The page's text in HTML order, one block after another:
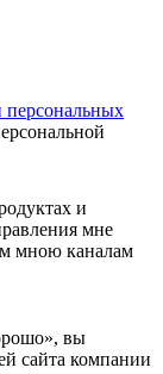
персональных
и
мне
мною каналам
вы
сайта компании